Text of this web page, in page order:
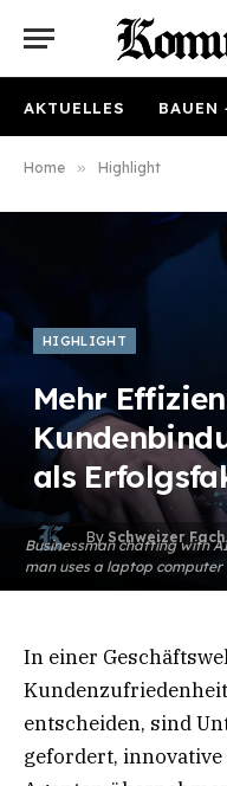
AKTUELLES BAUEN
Home » Highlight
Businessman chatting with
man uses a laptop
HIGHLIGHT
Mehr
als
By Schweizer
In einer
entscheiden, sind
gefordert,